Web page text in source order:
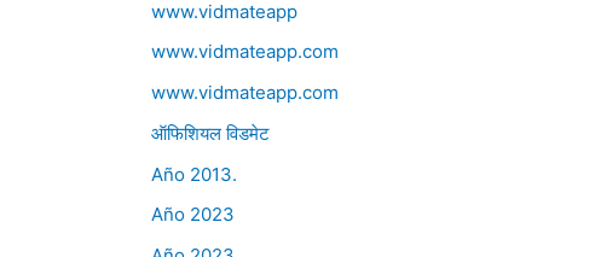
www.vidmateapp
www.vidmateapp.com
www.vidmateapp.com
ऑफिशियल विडमेट
Año 2013.
Año 2023